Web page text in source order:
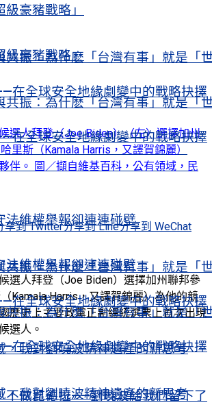
豪豬戰略」
共振：為什麽「台灣有事」就是「
在全球安全地緣劇變中的戰略抉擇
法維權舉報卻連連碰壁
共振：為什麽「台灣有事」就是「
在全球安全地緣劇變中的戰略抉擇
，我對劉曉波精神遺產的新思考
不做昆德拉——劉曉波給我們留下了
級豪豬戰略」
共振：為什麽「台灣有事」就是「
在全球安全地緣劇變中的戰略抉擇
法維權舉報卻連連碰壁
共振：為什麽「台灣有事」就是「
在全球安全地緣劇變中的戰略抉擇
，我對劉曉波精神遺產的新思考
選人拜登（Joe Biden）（左）選擇加州
里斯（Kamala Harris，又譯賀錦麗）
伴。 圖／擷自維基百科，公有領域，民
享到 Twitter分享到 Line分享到 WeChat
選人拜登（Joe Biden）選擇加州聯邦參
Kamala Harris，又譯賀錦麗）為他的競
歷史上主要政黨正副總統選票上首次出現
選人。